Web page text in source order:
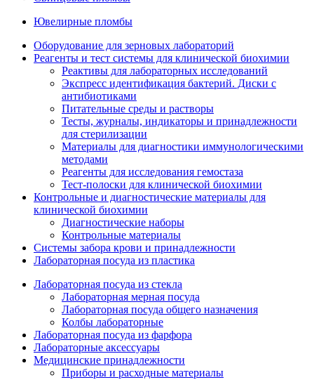
Ювелирные пломбы
Оборудование для зерновых лабораторий
Реагенты и тест системы для клинической биохимии
Реактивы для лабораторных исследований
Экспресс идентификация бактерий. Диски с
антибиотиками
Питательные среды и растворы
Тесты, журналы, индикаторы и принадлежности
для стерилизации
Материалы для диагностики иммунологическими
методами
Реагенты для исследования гемостаза
Тест-полоски для клинической биохимии
Контрольные и диагностические материалы для
клинической биохимии
Диагностические наборы
Контрольные материалы
Системы забора крови и принадлежности
Лабораторная посуда из пластика
Лабораторная посуда из стекла
Лабораторная мерная посуда
Лабораторная посуда общего назначения
Колбы лабораторные
Лабораторная посуда из фарфора
Лабораторные аксессуары
Медицинские принадлежности
Приборы и расходные материалы